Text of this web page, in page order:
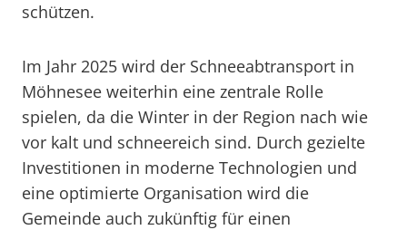
schützen.
Im Jahr 2025 wird der Schneeabtransport in
Möhnesee weiterhin eine zentrale Rolle
spielen, da die Winter in der Region nach wie
vor kalt und schneereich sind. Durch gezielte
Investitionen in moderne Technologien und
eine optimierte Organisation wird die
Gemeinde auch zukünftig für einen